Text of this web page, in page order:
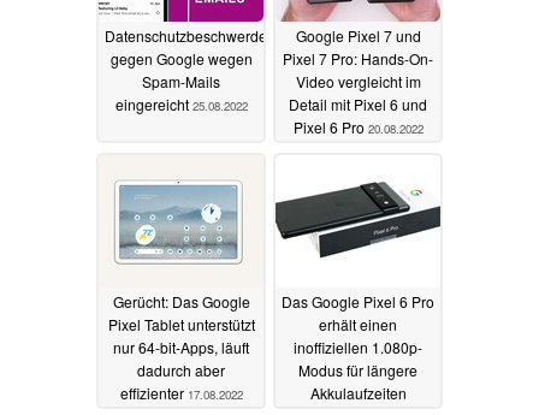
Datenschutzbeschwerde
gegen Google wegen
Spam-Mails
eingereicht 25.08.2022
Google Pixel 7 und
Pixel 7 Pro: Hands-On-
Video vergleicht im
Detail mit Pixel 6 und
Pixel 6 Pro 20.08.2022
Gerücht: Das Google
Pixel Tablet unterstützt
nur 64-bit-Apps, läuft
dadurch aber
effizienter 17.08.2022
Das Google Pixel 6 Pro
erhält einen
inoffiziellen 1.080p-
Modus für längere
Akkulaufzeiten